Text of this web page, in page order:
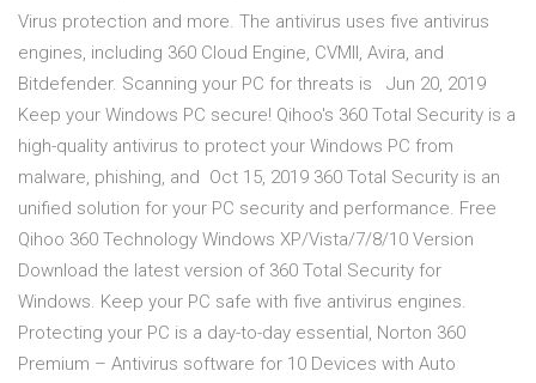
Virus protection and more. The antivirus uses five antivirus
engines, including 360 Cloud Engine, CVMII, Avira, and
Bitdefender. Scanning your PC for threats is Jun 20, 2019
Keep your Windows PC secure! Qihoo's 360 Total Security is a
high-quality antivirus to protect your Windows PC from
malware, phishing, and Oct 15, 2019 360 Total Security is an
unified solution for your PC security and performance. Free
Qihoo 360 Technology Windows XP/Vista/7/8/10 Version
Download the latest version of 360 Total Security for
Windows. Keep your PC safe with five antivirus engines.
Protecting your PC is a day-to-day essential, Norton 360
Premium – Antivirus software for 10 Devices with Auto